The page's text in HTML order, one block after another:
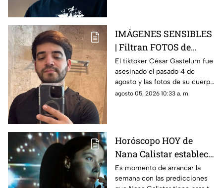
IMÁGENES SENSIBLES
| Filtran FOTOS de
cómo quedó el CU3RPO
del tiktoker César
Gastelum tras ser
asesinado
El tiktoker César Gastelum fue
asesinado el pasado 4 de
agosto y las fotos de su cuerpo
sin vida fueron filtradas en
agosto 05, 2026 10:33 a. m.
Horóscopo HOY de
Nana Calistar establece
que... ESTOS SIGNOS
lamentarán NO CUIDAR
Es momento de arrancar la
semana con las predicciones